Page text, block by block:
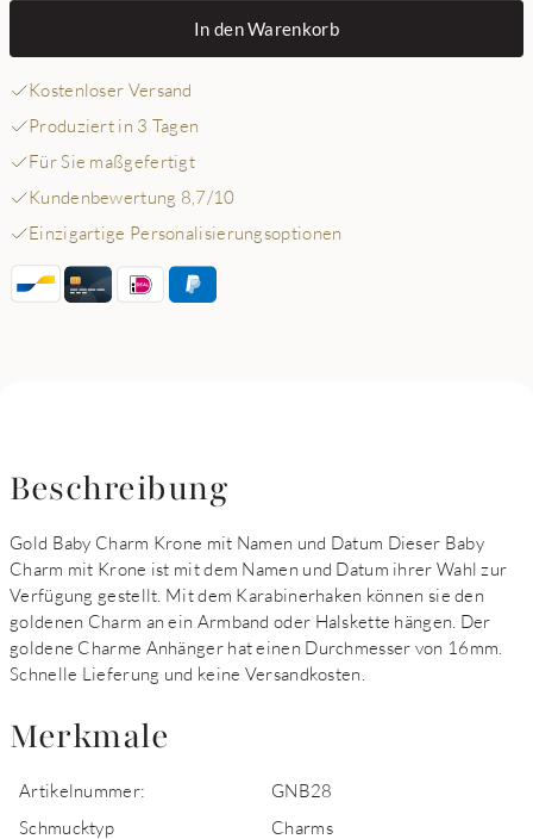
In den Warenkorb
Kostenloser Versand
Produziert in 3 Tagen
Für Sie maßgefertigt
Kundenbewertung 8,7/10
Einzigartige Personalisierungsoptionen
Beschreibung
Gold Baby Charm Krone mit Namen und Datum Dieser Baby
Charm mit Krone ist mit dem Namen und Datum ihrer Wahl zur
Verfügung gestellt. Mit dem Karabinerhaken können sie den
goldenen Charm an ein Armband oder Halskette hängen. Der
goldene Charme Anhänger hat einen Durchmesser von 16mm.
Schnelle Lieferung und keine Versandkosten.
Merkmale
Artikelnummer:
GNB28
Schmucktyp
Charms